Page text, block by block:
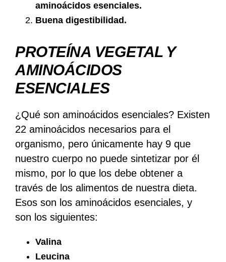
aminoácidos esenciales.
Buena digestibilidad.
PROTEÍNA VEGETAL Y
AMINOÁCIDOS
ESENCIALES
¿Qué son aminoácidos esenciales? Existen
22 aminoácidos necesarios para el
organismo, pero únicamente hay 9 que
nuestro cuerpo no puede sintetizar por él
mismo, por lo que los debe obtener a
través de los alimentos de nuestra dieta.
Esos son los aminoácidos esenciales, y
son los siguientes:
Valina
Leucina